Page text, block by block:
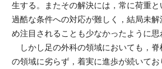
生する。またその解決には，常に荷重と
過酷な条件への対応が難しく，結局未
め注目されることも少なかったように思
しかし足の外科の領域においても，脊
の領域に劣らず，着実に進歩が続いて